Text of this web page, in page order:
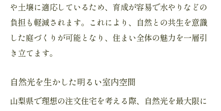
ライフスタイルに応じた柔軟な注文住宅設計山
梨の自然と共に
将来を見据えた間取りの工夫
趣味を楽しむためのスペース提案
多様なライフステージに対応する設計
住みやすさを追求したバリアフリー設計
や土壌に適応しているため、育成が容易で水やりなどの
負担も軽減されます。これにより、自然との共生を意識
した庭づくりが可能となり、住まい全体の魅力を一層引
き立てます。
自然光を生かした明るい室内空間
山梨県で理想の注文住宅を考える際、自然光を最大限に